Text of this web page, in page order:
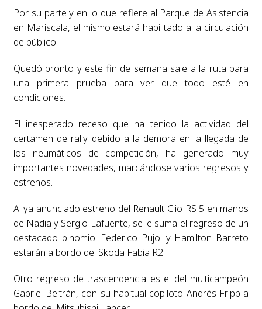
Por su parte y en lo que refiere al Parque de Asistencia
en Mariscala, el mismo estará habilitado a la circulación
de público.
Quedó pronto y este fin de semana sale a la ruta para
una primera prueba para ver que todo esté en
condiciones.
El inesperado receso que ha tenido la actividad del
certamen de rally debido a la demora en la llegada de
los neumáticos de competición, ha generado muy
importantes novedades, marcándose varios regresos y
estrenos.
Al ya anunciado estreno del Renault Clio RS 5 en manos
de Nadia y Sergio Lafuente, se le suma el regreso de un
destacado binomio. Federico Pujol y Hamilton Barreto
estarán a bordo del Skoda Fabia R2.
Otro regreso de trascendencia es el del multicampeón
Gabriel Beltrán, con su habitual copiloto Andrés Fripp a